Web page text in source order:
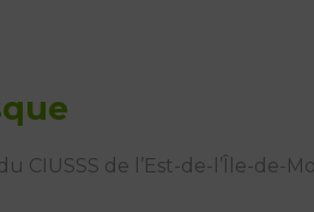
CIUSSS de l’Est-de-l’Île-de-